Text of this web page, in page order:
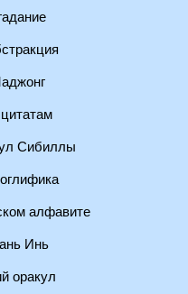
Сибиллы
алфавите
Инь
оракул